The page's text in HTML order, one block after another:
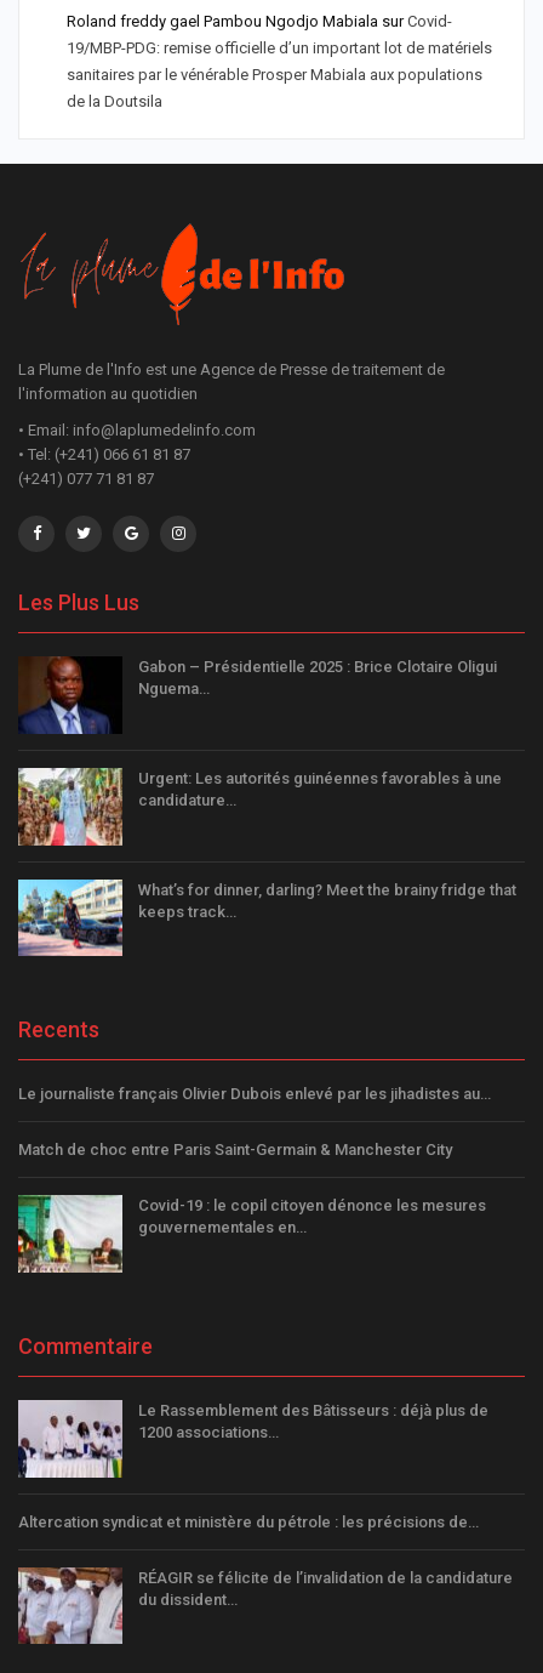
Roland freddy gael Pambou Ngodjo Mabiala surCovid-
19/MBP-PDG: remise officielle d’un important lot de matériels
sanitaires par le vénérable Prosper Mabiala aux populations
de la Doutsila
La Plume de l'Info est une Agence de Presse de traitement de
l'information au quotidien
• Email: info@laplumedelinfo.com
• Tel: (+241) 066 61 81 87
(+241) 077 71 81 87
Les Plus Lus
Gabon – Présidentielle 2025 : Brice Clotaire Oligui
Nguema…
Urgent: Les autorités guinéennes favorables à une
candidature…
What’s for dinner, darling? Meet the brainy fridge that
keeps track…
Recents
Le journaliste français Olivier Dubois enlevé par les jihadistes au…
Match de choc entre Paris Saint-Germain & Manchester City
Covid-19 : le copil citoyen dénonce les mesures
gouvernementales en…
Commentaire
Le Rassemblement des Bâtisseurs : déjà plus de
1200 associations…
Altercation syndicat et ministère du pétrole : les précisions de…
RÉAGIR se félicite de l’invalidation de la candidature
du dissident…